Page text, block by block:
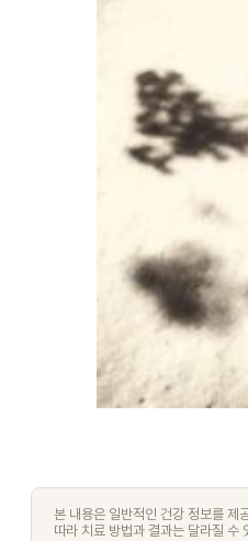
본 내용은 일반적인 건강 정보를 제
따라 치료 방법과 결과는 달라질 수